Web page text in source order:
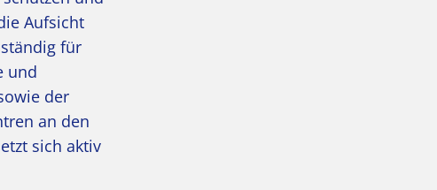
Aufsicht
für
und
der
an den
sich aktiv